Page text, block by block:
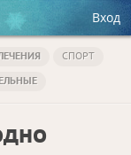
Вход
СПОРТ